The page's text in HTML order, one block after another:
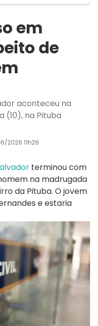
em
de
aconteceu na
na Pituba
2026 11h26
terminou com
na madrugada
da Pituba. O jovem
e estaria